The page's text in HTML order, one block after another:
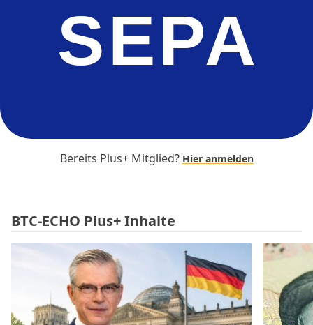
SEPA
Bereits Plus+ Mitglied? Hier anmelden
BTC-ECHO Plus+ Inhalte